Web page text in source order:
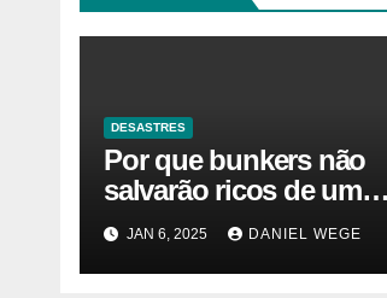
DESASTRES
Por que bunkers não
salvarão ricos de um
desastre nuclear
JAN 6, 2025 DANIEL WEGE